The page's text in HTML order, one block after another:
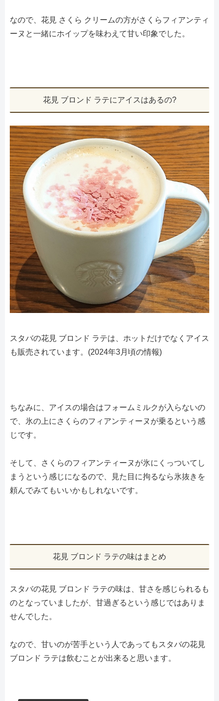
なので、花見 さくら クリームの方がさくらフィアンティ
ーヌと一緒にホイップを味わえて甘い印象でした。
花見 ブロンド ラテにアイスはあるの?
スタバの花見 ブロンド ラテは、ホットだけでなくアイス
も販売されています。(2024年3月頃の情報)
ちなみに、アイスの場合はフォームミルクが入らないの
で、氷の上にさくらのフィアンティーヌが乗るという感
じです。
そして、さくらのフィアンティーヌが氷にくっついてし
まうという感じになるので、見た目に拘るなら氷抜きを
頼んでみてもいいかもしれないです。
花見 ブロンド ラテの味はまとめ
スタバの花見 ブロンド ラテの味は、甘さを感じられるも
のとなっていましたが、甘過ぎるという感じではありま
せんでした。
なので、甘いのが苦手という人であってもスタバの花見
ブロンド ラテは飲むことが出来ると思います。